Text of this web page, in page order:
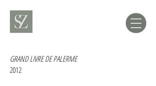
GRAND LIVRE DE PALERME
2012